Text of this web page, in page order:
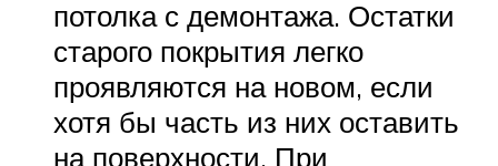
потолка с демонтажа. Остатки
старого покрытия легко
проявляются на новом, если
хотя бы часть из них оставить
на поверхности. При